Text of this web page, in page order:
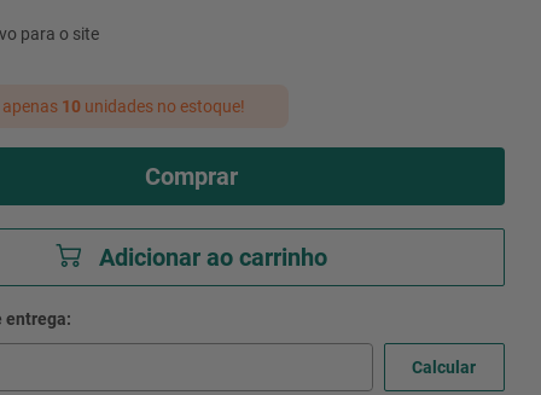
para o site
10 unidades no estoque!
Comprar
Adicionar ao carrinho